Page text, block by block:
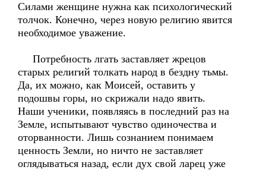
Силами женщине нужна как психологический
толчок. Конечно, через новую религию явится
необходимое уважение.
Потребность лгать заставляет жрецов
старых религий толкать народ в бездну тьмы.
Да, их можно, как Моисей, оставить у
подошвы горы, но скрижали надо явить.
Наши ученики, появляясь в последний раз на
Земле, испытывают чувство одиночества и
оторванности. Лишь сознанием понимаем
ценность Земли, но ничто не заставляет
оглядываться назад, если дух свой ларец уже